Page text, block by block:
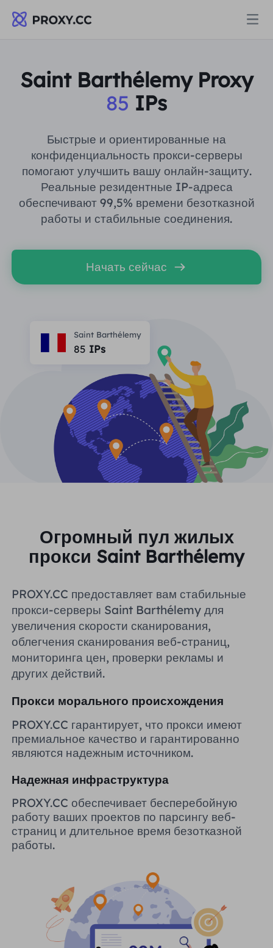
Прокси
Статический резидентный прокси
Неограниченный резидентный прокси
ЖИЛЫЕ ПРОКСИ
Резидентный прокси $0.8/ГБ
Статический резидентный прокси
$0.28/IP/День
Неограниченный резидентный прокси
Прокси-провайдер
Data for AI
Решения
Исследование рынка
SEO-мониторинг
Проверка рекламы
Веб-скрапинг и сканирование
Посмотреть все
ПАРТНЕРЫ
БЕСПЛАТНЫЕ ИНСТРУМЕНТЫ
Прокси-проверка
Список бесплатных прокси
Великобритания
Бразилия
Россия
Больше интеграций
ПОМОЩЬ
Часто задаваемые вопросы
Блог
Руководство пользователя
ИНТЕГРАЦИИ
Русский
English
Việt Nam
Indonesia
Русский
हिंदी
Português
НаслаждатьсяСкидка 77%и действуйте
сейчас!
Жилье $0/ГБ Неограниченно $0/день
Авторизоваться Зарегистрироваться
Saint Barthélemy Proxy
85 IPs
Быстрые и ориентированные на
конфиденциальность прокси-серверы
помогают улучшить вашу онлайн-защиту.
Реальные резидентные IP-адреса
обеспечивают 99,5% времени безотказной
работы и стабильные соединения.
Начать сейчас
Saint Barthélemy
85 IPs
Огромный пул жилых
прокси Saint Barthélemy
PROXY.CC предоставляет вам стабильные
прокси-серверы Saint Barthélemy для
увеличения скорости сканирования,
облегчения сканирования веб-страниц,
мониторинга цен, проверки рекламы и
других действий.
Прокси морального происхождения
PROXY.CC гарантирует, что прокси имеют
премиальное качество и гарантированно
являются надежным источником.
Надежная инфраструктура
PROXY.CC обеспечивает бесперебойную
работу ваших проектов по парсингу веб-
страниц и длительное время безотказной
работы.